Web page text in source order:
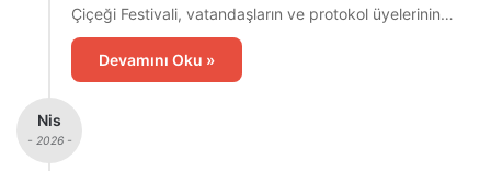
Çiçeği Festivali, vatandaşların ve protokol üyelerinin…
Devamını Oku »
Nis
- 2026 -